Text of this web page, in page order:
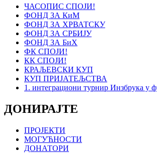
ЧАСОПИС СПОЈИ!
ФОНД ЗА КиМ
ФОНД ЗА ХРВАТСКУ
ФОНД ЗА СРБИЈУ
ФОНД ЗА БиХ
ФК СПОЈИ!
КК СПОЈИ!
КРАЉЕВСКИ КУП
КУП ПРИЈАТЕЉСТВА
1. интеграциони турнир Инзбрука у
ДОНИРАЈТЕ
ПРОЈЕКТИ
МОГУЋНОСТИ
ДОНАТОРИ